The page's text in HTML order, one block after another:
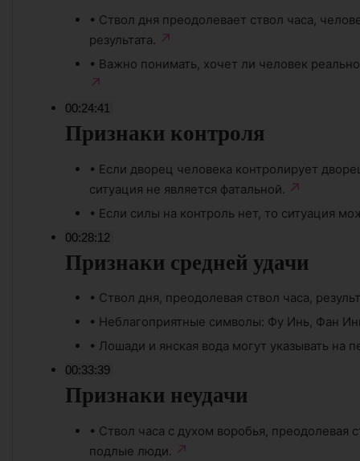
• Ствол дня преодолевает ствол часа,
результата.
• Важно понимать, хочет ли человек
00:24:41
Признаки контроля
• Если дворец человека контролирует
ситуация не является фатальной.
• Если силы на контроль нет, то ситуация
00:28:12
Признаки средней удачи
• Ствол дня, преодолевая ствол часа,
• Неблагоприятные символы: Фу Инь, Фан
• Лошади и янская вода могут указывать на
00:33:39
Признаки неудачи
• Ствол часа с духом воробья, преодолевая
подлые люди.